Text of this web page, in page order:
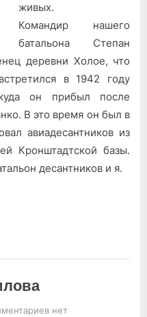
живых.
Командир нашего
батальона Степан
деревни Холое, что
в 1942 году
он прибыл после
В это время он был в
авиадесантников из
Кронштадтской базы.
десантников и я.
кнет